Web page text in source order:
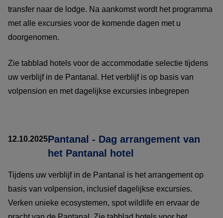
transfer naar de lodge. Na aankomst wordt het programma
met alle excursies voor de komende dagen met u
doorgenomen.
Zie tabblad hotels voor de accommodatie selectie tijdens
uw verblijf in de Pantanal. Het verblijf is op basis van
volpension en met dagelijkse excursies inbegrepen
12.10.2025Pantanal - Dag arrangement van
het Pantanal hotel
Tijdens uw verblijf in de Pantanal is het arrangement op
basis van volpension, inclusief dagelijkse excursies.
Verken unieke ecosystemen, spot wildlife en ervaar de